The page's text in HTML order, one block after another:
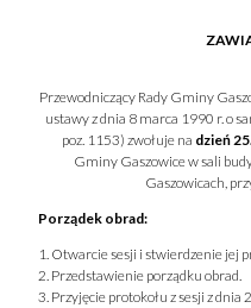
Przewodniczący Rady Gminy
ustawy z dnia 8 marca 1990 r. o
poz. 1153) zwołuje na dzień
Gminy Gaszowice w sali
Gaszowicach,
Porządek obrad:
1. Otwarcie sesji i stwierdzenie jej
2. Przedstawienie porządku obrad.
3. Przyjęcie protokołu z sesji z dnia